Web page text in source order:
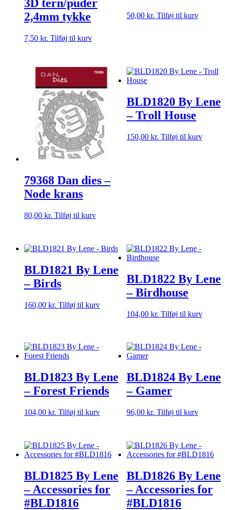
3D tern/puder
2,4mm tykke
7,50 kr. Tilføj til kurv
50,00 kr. Tilføj til kurv
79368 Dan dies –
Node krans
80,00 kr. Tilføj til kurv
BLD1820 By Lene
– Troll House
150,00 kr. Tilføj til kurv
BLD1821 By Lene
– Birds
160,00 kr. Tilføj til kurv
BLD1822 By Lene
– Birdhouse
104,00 kr. Tilføj til kurv
BLD1823 By Lene
– Forest Friends
104,00 kr. Tilføj til kurv
BLD1824 By Lene
– Gamer
96,00 kr. Tilføj til kurv
BLD1825 By Lene
– Accessories for
#BLD1816
BLD1826 By Lene
– Accessories for
#BLD1816